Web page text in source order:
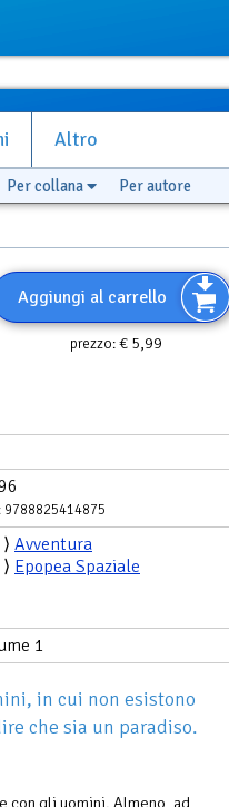
Altro
Per collana Per autore
Aggiungi al carrello
prezzo:€ 5,99
9788825414875
⟩ Avventura
⟩ Epopea Spaziale
1
in cui non esistono
che sia un paradiso.
con gli uomini. Almeno, ad